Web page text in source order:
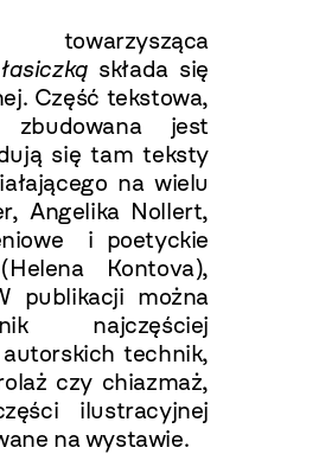
towarzysząca
składa się
Część tekstowa,
jest
się tam teksty
na wielu
Angelika Nollert,
i poetyckie
Kontova),
publikacji można
najczęściej
technik,
czy chiazmaż,
ilustracyjnej
na wystawie.